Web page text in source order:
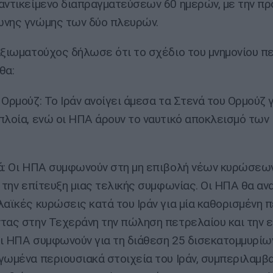
διαπραγματεύσεων 60 ημερών, με την
γνώμης των δύο πλευρών.
δήλωσε ότι το σχέδιο του μνημονίου
Το Ιράν ανοίγει άμεσα τα Στενά του Ορμούζ
ενώ οι ΗΠΑ άρουν το ναυτικό αποκλεισμό των
Οι ΗΠΑ συμφωνούν στη μη επιβολή νέων
την επίτευξη μιας τελικής συμφωνίας. Οι ΗΠΑ θα
κυρώσεις κατά του Ιράν για μία καθορισμένη
στην Τεχεράνη την πώληση πετρελαίου και την
ΗΠΑ συμφωνούν για τη διάθεση 25
περιουσιακά στοιχεία του Ιράν,